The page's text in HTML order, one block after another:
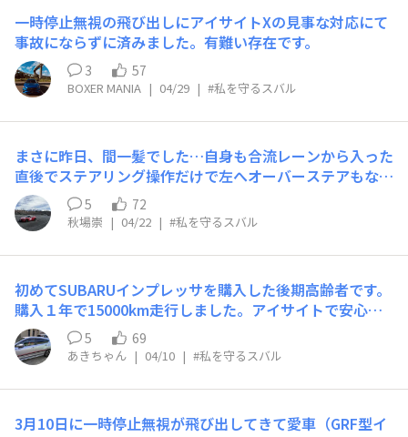
たかと思います。明日も休日で外出される方もいらっしゃ
ると思います。「ご安全に！」
スリップすることなく、左右へのローリングは速やかに収
束して、何事もなかったかのように、安定走行に戻ること
ができました。スバル車の低重心、AWDシステム、急な
ローリングにも負けないトラクションの維持と安定性、絶
事故を起こさずにすみました。ほんとに私と家族と飛び出
してきた小動物も守ってくれた、スバルでした。
一時停止無視の飛び出しにアイサイトXの見事な対応にて
事故にならずに済みました。有難い存在です。
3 57
BOXER MANIA | 04/29 | #私を守るスバル
まさに昨日、間一髪でした…自身も合流レーンから入った
直後でステアリング操作だけで左へオーバーステアもなく
ライン変更出来たのは低重心なFA20エンジンとトラクシ
ョン性能のおかげでした。単なる機械ではなく、今まで以
上にこの車への愛情が深くなりました。ありがとうござい
ます。大事にします。
5 72
秋場崇 | 04/22 | #私を守るスバル
初めてSUBARUインプレッサを購入した後期高齢者です。
購入１年で15000km走行しました。アイサイトで安心し
て走行しました。目立たない色のインプレッサですので、
スバルだぞと言うためのシールを貼っています。AIで桜を
強調した。
5 69
あきちゃん | 04/10 | #私を守るスバル
3月10日に一時停止無視が飛び出してきて愛車（GRF型イ